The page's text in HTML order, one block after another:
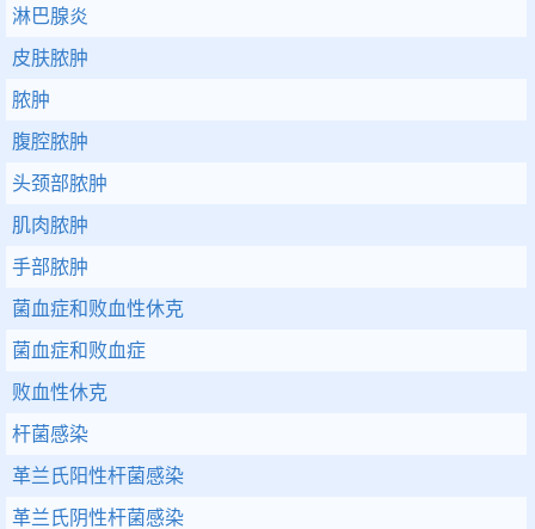
淋巴腺炎
皮肤脓肿
脓肿
腹腔脓肿
头颈部脓肿
肌肉脓肿
手部脓肿
菌血症和败血性休克
菌血症和败血症
败血性休克
杆菌感染
革兰氏阳性杆菌感染
革兰氏阴性杆菌感染